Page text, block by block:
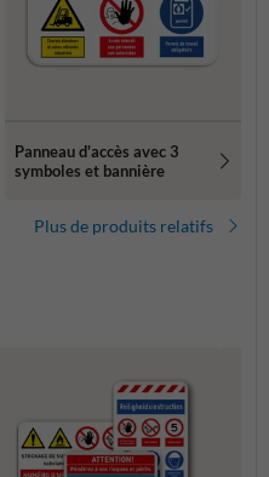
Panneau d'accès avec 3
symboles et bannière
Plus de produits relatifs